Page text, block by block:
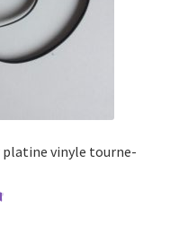
platine vinyle tourne-